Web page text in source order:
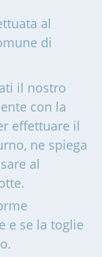
al
di
il nostro
con la
effettuare il
ne spiega
al
e se la toglie